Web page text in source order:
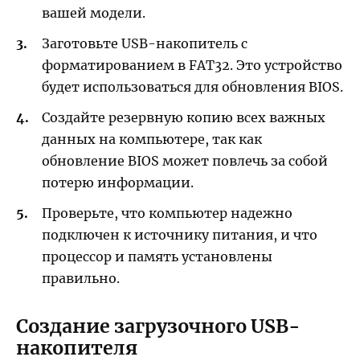
вашей модели.
Заготовьте USB-накопитель с
форматированием в FAT32. Это устройство
будет использоваться для обновления BIOS.
Создайте резервную копию всех важных
данных на компьютере, так как
обновление BIOS может повлечь за собой
потерю информации.
Проверьте, что компьютер надежно
подключен к источнику питания, и что
процессор и память установлены
правильно.
Создание загрузочного USB-
накопителя